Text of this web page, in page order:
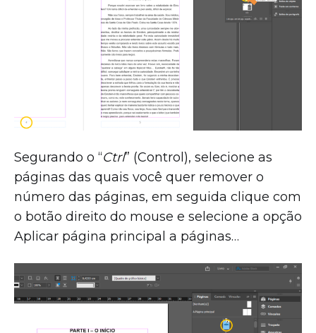
Segurando o “Ctrl” (Control), selecione as
páginas das quais você quer remover o
número das páginas, em seguida clique com
o botão direito do mouse e selecione a opção
Aplicar página principal a páginas…